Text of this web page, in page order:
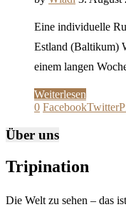
Eine individuelle
Estland (Baltikum)
einem langen
Weiterlesen
0 FacebookTwitter
Über uns
Tripination
Die Welt zu sehen – das